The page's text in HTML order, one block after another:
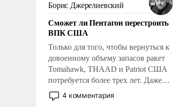
Борис Джерелиевский
Сможет ли Пентагон перестроить
ВПК США
Только для того, чтобы вернуться к
довоенному объему запасов ракет
Tomahawk, THAAD и Patriot США
потребуется более трех лет. Даже
небольшая война с Ираном
опустошила американские
4 комментария